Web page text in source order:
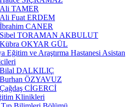
Ali TAMER
Ali Fuat ERDEM
İbrahim CANER
Sibel TORAMAN AKBULUT
Kübra OKYAR GÜL
Eğitim ve Araştırma Hastanesi Asistan
Bilal DALKILIÇ
Burhan ÖZYAVUZ
Çağdaş CİGERCİ
Klinikleri